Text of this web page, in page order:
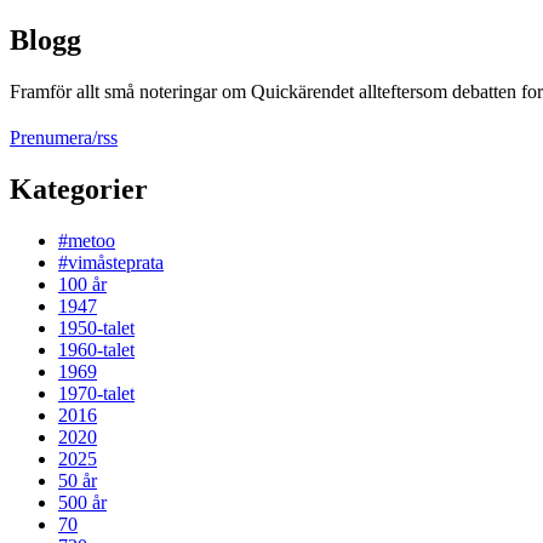
Blogg
Framför allt små noteringar om Quickärendet allteftersom debatten
Prenumera/rss
Kategorier
#metoo
#vimåsteprata
100 år
1947
1950-talet
1960-talet
1969
1970-talet
2016
2020
2025
50 år
500 år
70